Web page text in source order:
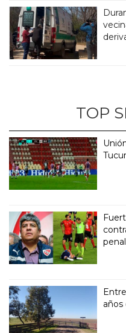
TOP
años